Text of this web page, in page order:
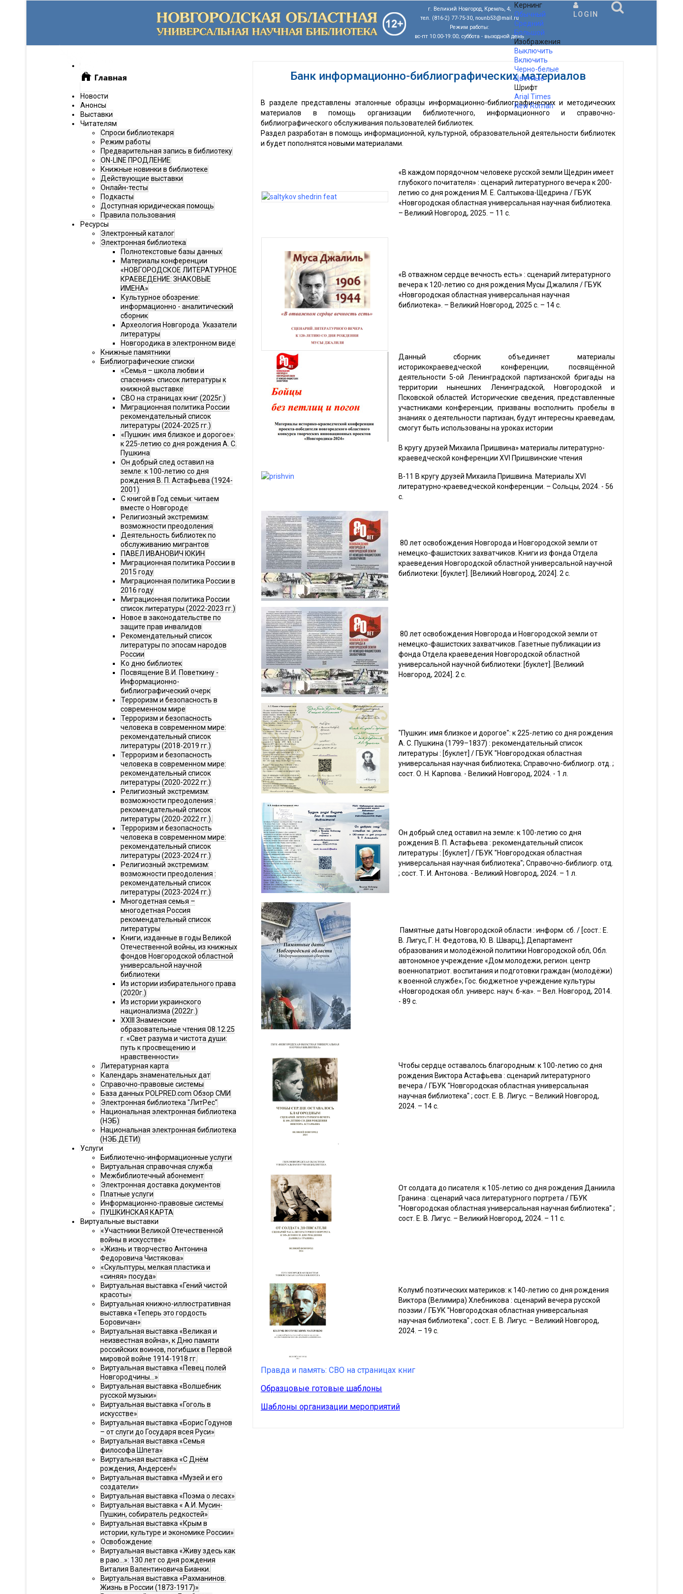
г. Великий Новгород, Кремль, 4;
тел. (816-2) 77-75-30, nounb53@mail.ru
Режим работы:
вс-пт 10:00-19:00; суббота - выходной день
Кернинг
Обычный
Средний
Большой
Изображения
Выключить
Включить
Черно-белые
Цветные
Шрифт
Arial Times
New Roman
LOGIN
Новости
Анонсы
Выставки
Читателям
Спроси библиотекаря
Режим работы
Предварительная запись в библиотеку
ON-LINE ПРОДЛЕНИЕ
Книжные новинки в библиотеке
Действующие выставки
Онлайн-тесты
Подкасты
Доступная юридическая помощь
Правила пользования
Ресурсы
Электронный каталог
Электронная библиотека
Полнотекстовые базы данных
Материалы конференции
«НОВГОРОДСКОЕ ЛИТЕРАТУРНОЕ
КРАЕВЕДЕНИЕ: ЗНАКОВЫЕ
ИМЕНА»
Культурное обозрение:
информационно - аналитический
сборник
Археология Новгорода. Указатели
литературы
Новгородика в электронном виде
Книжные памятники
Библиографические списки
«Семья – школа любви и
спасения» список литературы к
книжной выставке
СВО на страницах книг (2025г.)
Миграционная политика России
рекомендательный список
литературы (2024-2025 гг.)
«Пушкин: имя близкое и дорогое»:
к 225-летию со дня рождения А. С.
Пушкина
Он добрый след оставил на
земле: к 100-летию со дня
рождения В. П. Астафьева (1924-
2001)
С книгой в Год семьи: читаем
вместе о Новгороде
Религиозный экстремизм:
возможности преодоления
Деятельность библиотек по
обслуживанию мигрантов
ПАВЕЛ ИВАНОВИЧ ЮКИН
Миграционная политика России в
2015 году
Миграционная политика России в
2016 году
Миграционная политика России
список литературы (2022-2023 гг.)
Новое в законодательстве по
защите прав инвалидов
Рекомендательный список
литературы по эпосам народов
России
Ко дню библиотек
Посвящение В.И. Поветкину -
Информационно-
библиографический очерк
Терроризм и безопасность в
современном мире
Терроризм и безопасность
человека в современном мире:
рекомендательный список
литературы (2018-2019 гг.)
Терроризм и безопасность
человека в современном мире:
рекомендательный список
литературы (2020-2022 гг.)
Религиозный экстремизм:
возможности преодоления :
рекомендательный список
литературы (2020-2022 гг.).
Терроризм и безопасность
человека в современном мире:
рекомендательный список
литературы (2023-2024 гг.)
Религиозный экстремизм:
возможности преодоления :
рекомендательный список
литературы (2023-2024 гг.)
Многодетная семья –
многодетная Россия
рекомендательный список
литературы
Книги, изданные в годы Великой
Отечественной войны, из книжных
фондов Новгородской областной
универсальной научной
библиотеки
Из истории избирательного права
(2020г.)
Из истории украинского
национализма (2022г.)
XXIII Знаменские
образовательные чтения 08.12.25
г. «Свет разума и чистота души:
путь к просвещению и
нравственности»
Литературная карта
Календарь знаменательных дат
Справочно-правовые системы
База данных POLPRED.com Обзор СМИ
Электронная библиотека "ЛитРес"
Национальная электронная библиотека
(НЭБ)
Национальная электронная библиотека
(НЭБ.ДЕТИ)
Услуги
Библиотечно-информационные услуги
Виртуальная справочная служба
Межбиблиотечный абонемент
Электронная доставка документов
Платные услуги
Информационно-правовые системы
ПУШКИНСКАЯ КАРТА
Виртуальные выставки
«Участники Великой Отечественной
войны в искусстве»
«Жизнь и творчество Антонина
Федоровича Чистякова»
«Скульптуры, мелкая пластика и
«синяя» посуда»
Виртуальная выставка «Гений чистой
красоты»
Виртуальная книжно-иллюстративная
выставка «Теперь это гордость
Боровичан»
Виртуальная выставка «Великая и
неизвестная война», к Дню памяти
российских воинов, погибших в Первой
мировой войне 1914-1918 гг.
Виртуальная выставка «Певец полей
Новгородчины…»
Виртуальная выставка «Волшебник
русской музыки»
Виртуальная выставка «Гоголь в
искусстве»
Виртуальная выставка «Борис Годунов
– от слуги до Государя всея Руси»
Виртуальная выставка «Семья
философа Шпета»
Виртуальная выставка «С Днём
рождения, Андерсен!»
Виртуальная выставка «Музей и его
создатели»
Виртуальная выставка «Поэма о лесах»
Виртуальная выставка « А.И. Мусин-
Пушкин, собиратель редкостей»
Виртуальная выставка «Крым в
истории, культуре и экономике России»
Освобождение
Виртуальная выставка «Живу здесь как
в раю…»: 130 лет со дня рождения
Виталия Валентиновича Бианки.
Виртуальная выставка «Рахманинов.
Жизнь в России (1873-1917)»
Банк информационно-библиографических материалов
В разделе представлены эталонные образцы информационно-библиографических и методических
материалов в помощь организации библиотечного, информационного и справочно-
библиографического обслуживания пользователей библиотек.
Раздел разработан в помощь информационной, культурной, образовательной деятельности библиотек
и будет пополнятся новыми материалами.
«В каждом порядочном человеке русской земли Щедрин имеет
глубокого почитателя» : сценарий литературного вечера к 200-
летию со дня рождения М. Е. Салтыкова-Щедрина / ГБУК
«Новгородская областная универсальная научная библиотека.
– Великий Новгород, 2025. – 11 с.
«В отважном сердце вечность есть» : сценарий литературного
вечера к 120-летию со дня рождения Мусы Джалиля / ГБУК
«Новгородская областная универсальная научная
библиотека». – Великий Новгород, 2025 с. – 14 с.
Данный сборник объединяет материалы
историкокраеведческой конференции, посвящённой
деятельности 5-ой Ленинградской партизанской бригады на
территории нынешних Ленинградской, Новгородской и
Псковской областей. Исторические сведения, представленные
участниками конференции, призваны восполнить пробелы в
знаниях о деятельности партизан, будут интересны краеведам,
смогут быть использованы на уроках истории
В кругу друзей Михаила Пришвина» материалы литературно-
краеведческой конференции XVI Пришвинские чтения
В-11 В кругу друзей Михаила Пришвина. Материалы XVI
литературно-краеведческой конференции. – Сольцы, 2024. - 56
с.
80 лет освобождения Новгорода и Новгородской земли от
немецко-фашистских захватчиков. Книги из фонда Отдела
краеведения Новгородской областной универсальной научной
библиотеки: [буклет]. [Великий Новгород, 2024]. 2 с.
80 лет освобождения Новгорода и Новгородской земли от
немецко-фашистских захватчиков. Газетные публикации из
фонда Отдела краеведения Новгородской областной
универсальной научной библиотеки: [буклет]. [Великий
Новгород, 2024]. 2 с.
"Пушкин: имя близкое и дорогое": к 225-летию со дня рождения
А. С. Пушкина (1799–1837) : рекомендательный список
литературы : [буклет] / ГБУК "Новгородская областная
универсальная научная библиотека; Справочно-библиогр. отд. ;
сост. О. Н. Карпова. - Великий Новгород, 2024. - 1 л.
Он добрый след оставил на земле: к 100-летию со дня
рождения В. П. Астафьева : рекомендательный список
литературы : [буклет] / ГБУК "Новгородская областная
универсальная научная библиотека"; Справочно-библиогр. отд.
; сост. Т. И. Антонова. - Великий Новгород, 2024. – 1 л.
Памятные даты Новгородской области : информ. сб. / [сост.: Е.
В. Лигус, Г. Н. Федотова, Ю. В. Шварц,]; Департамент
образования и молодёжной политики Новгородской обл, Обл.
автономное учреждение «Дом молодежи, регион. центр
военнопатриот. воспитания и подготовки граждан (молодёжи)
к военной службе»; Гос. бюджетное учреждение культуры
«Новгородская обл. универс. науч. б-ка». – Вел. Новгород, 2014.
- 89 с.
Чтобы сердце оставалось благородным: к 100-летию со дня
рождения Виктора Астафьева : сценарий литературного
вечера / ГБУК "Новгородская областная универсальная
научная библиотека" ; сост. Е. В. Лигус. – Великий Новгород,
2024. – 14 с.
От солдата до писателя: к 105-летию со дня рождения Даниила
Гранина : сценарий часа литературного портрета / ГБУК
"Новгородская областная универсальная научная библиотека" ;
сост. Е. В. Лигус. – Великий Новгород, 2024. – 11 с.
Колумб поэтических материков: к 140-летию со дня рождения
Виктора (Велимира) Хлебникова : сценарий вечера русской
поэзии / ГБУК "Новгородская областная универсальная
научная библиотека" ; сост. Е. В. Лигус. – Великий Новгород,
2024. – 19 с.
Правда и память: СВО на страницах книг
Образцовые готовые шаблоны
Шаблоны организации мероприятий